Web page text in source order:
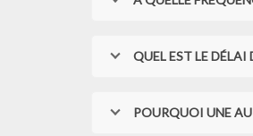
QUEL EST LE DÉLAI
POURQUOI UNE